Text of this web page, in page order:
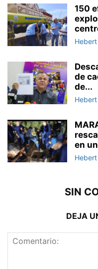
150
de
de...
en
SIN
DEJA